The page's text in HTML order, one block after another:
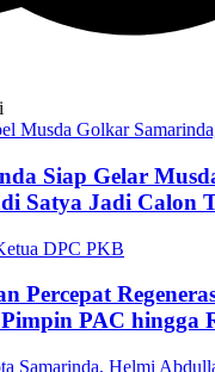
Siap Gelar
Satya Jadi Calon
Percepat
PAC hingga